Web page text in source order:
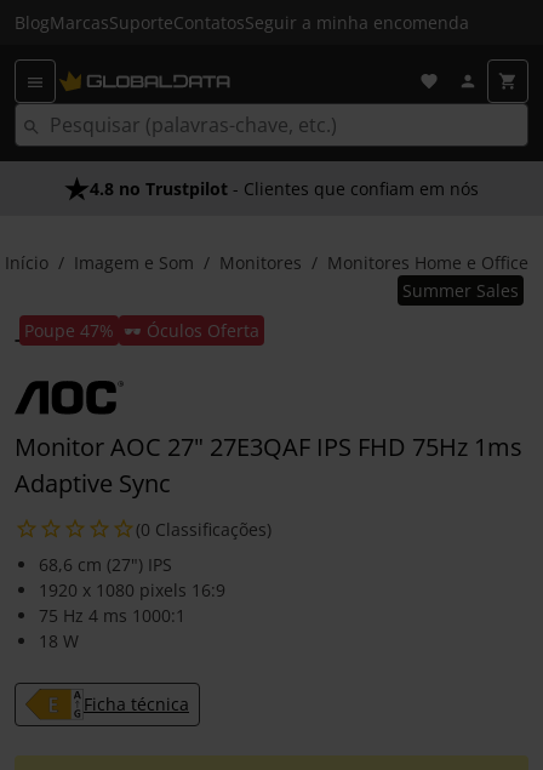
BlogMarcasSuporteContatosSeguir a minha encomenda
4.8 no Trustpilot - Clientes que confiam em nós
Início Imagem e Som Monitores Monitores Home e Office
Poupe 47% 🕶️ Óculos Oferta
Summer Sales
Monitor AOC 27" 27E3QAF IPS FHD 75Hz 1ms
Adaptive Sync
(0 Classificações)
68,6 cm (27") IPS
1920 x 1080 pixels 16:9
75 Hz 4 ms 1000:1
18 W
Ficha técnica